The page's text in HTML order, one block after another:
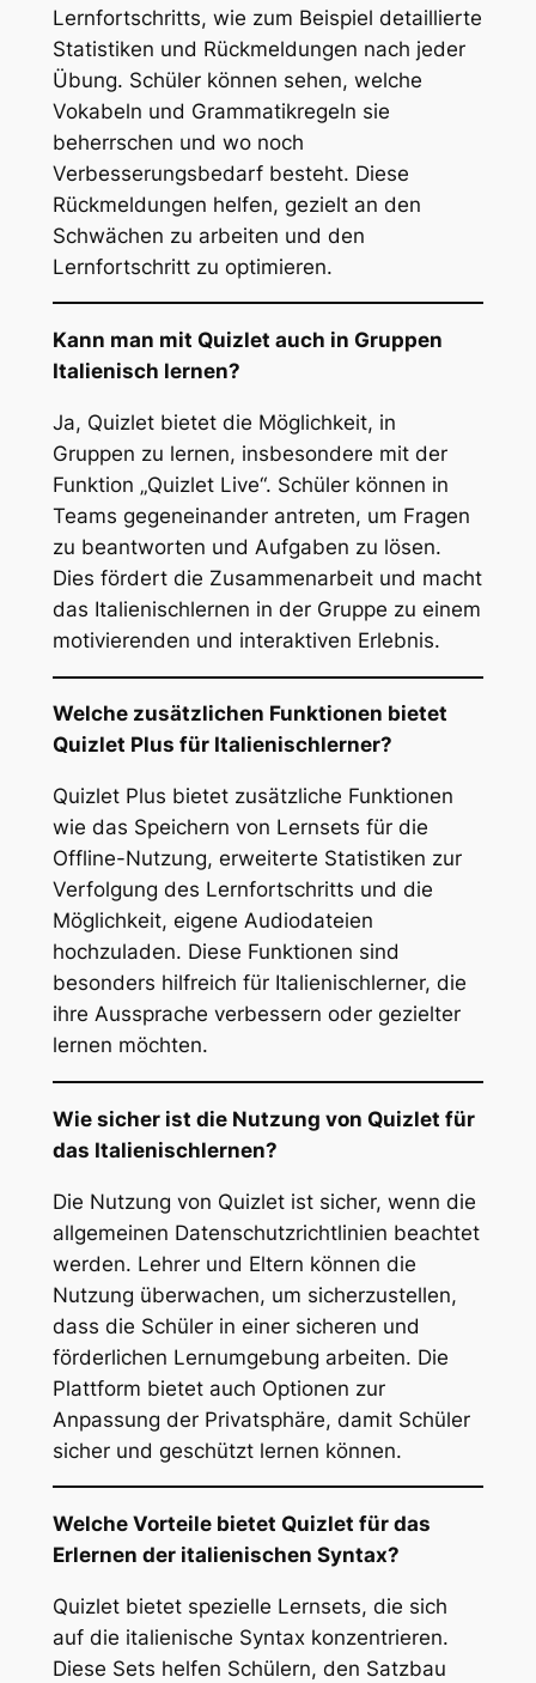
Lernfortschritts, wie zum Beispiel detaillierte
Statistiken und Rückmeldungen nach jeder
Übung. Schüler können sehen, welche
Vokabeln und Grammatikregeln sie
beherrschen und wo noch
Verbesserungsbedarf besteht. Diese
Rückmeldungen helfen, gezielt an den
Schwächen zu arbeiten und den
Lernfortschritt zu optimieren.
Kann man mit Quizlet auch in Gruppen
Italienisch lernen?
Ja, Quizlet bietet die Möglichkeit, in
Gruppen zu lernen, insbesondere mit der
Funktion „Quizlet Live“. Schüler können in
Teams gegeneinander antreten, um Fragen
zu beantworten und Aufgaben zu lösen.
Dies fördert die Zusammenarbeit und macht
das Italienischlernen in der Gruppe zu einem
motivierenden und interaktiven Erlebnis.
Welche zusätzlichen Funktionen bietet
Quizlet Plus für Italienischlerner?
Quizlet Plus bietet zusätzliche Funktionen
wie das Speichern von Lernsets für die
Offline-Nutzung, erweiterte Statistiken zur
Verfolgung des Lernfortschritts und die
Möglichkeit, eigene Audiodateien
hochzuladen. Diese Funktionen sind
besonders hilfreich für Italienischlerner, die
ihre Aussprache verbessern oder gezielter
lernen möchten.
Wie sicher ist die Nutzung von Quizlet für
das Italienischlernen?
Die Nutzung von Quizlet ist sicher, wenn die
allgemeinen Datenschutzrichtlinien beachtet
werden. Lehrer und Eltern können die
Nutzung überwachen, um sicherzustellen,
dass die Schüler in einer sicheren und
förderlichen Lernumgebung arbeiten. Die
Plattform bietet auch Optionen zur
Anpassung der Privatsphäre, damit Schüler
sicher und geschützt lernen können.
Welche Vorteile bietet Quizlet für das
Erlernen der italienischen Syntax?
Quizlet bietet spezielle Lernsets, die sich
auf die italienische Syntax konzentrieren.
Diese Sets helfen Schülern, den Satzbau